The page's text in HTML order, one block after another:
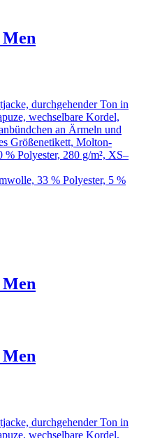
durchgehender Ton in
wechselbare Kordel,
an Ärmeln und
Größenetikett, Molton-
Polyester, 280 g/m², XS–
33 % Polyester, 5 %
durchgehender Ton in
wechselbare Kordel,